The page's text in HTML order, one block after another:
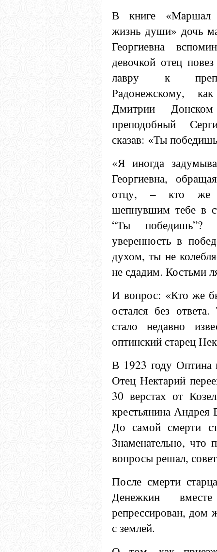
В книге «Маршал
жизнь души» дочь
Георгиевна
девочкой отец
лавру к
Радонежскому,
Дмитрии
преподобный
сказав: «Ты
«Я иногда
Георгиевна,
отцу, – кто же
шепнувшим тебе в
“Ты
уверенность в
духом, ты не
не сдадим. Костьми
И вопрос: «Кто же
остался без
стало недавно
оптинский старец
В 1923 году Оптина
Отец Нектарий
30 верстах от
крестьянина
До самой смерти
Знаменательно, что
вопросы решал,
После смерти
Денежкин
репрессирован, дом
с землей.